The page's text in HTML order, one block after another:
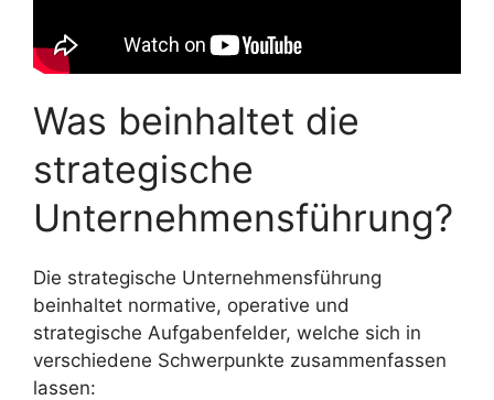
Was beinhaltet die
strategische
Unternehmensführung?
Die strategische Unternehmensführung
beinhaltet normative, operative und
strategische Aufgabenfelder, welche sich in
verschiedene Schwerpunkte zusammenfassen
lassen: